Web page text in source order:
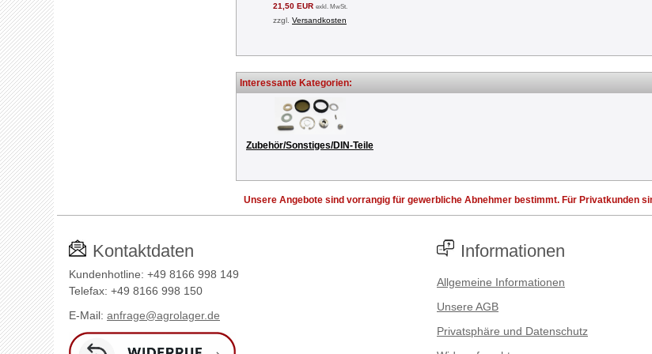
21,50 EUR exkl. MwSt.
zzgl. Versandkosten
Interessante Kategorien:
Zubehör/Sonstiges/DIN-Teile
Unsere Angebote sind vorrangig für gewerbliche Abnehmer bestimmt. Für Privatkunden
Kontaktdaten
Kundenhotline: +49 8166 998 149
Telefax: +49 8166 998 150
E-Mail: anfrage@agrolager.de
Informationen
Allgemeine Informationen
Unsere AGB
Privatsphäre und Datenschutz